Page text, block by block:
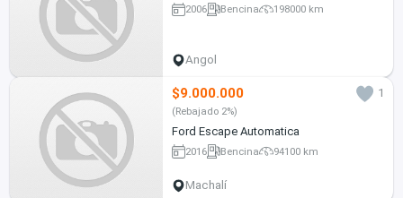
2006 Bencina 198000 km
Angol
$9.000.000 1
(Rebajado 2%)
Ford Escape Automatica
2016 Bencina 94100 km
Machalí